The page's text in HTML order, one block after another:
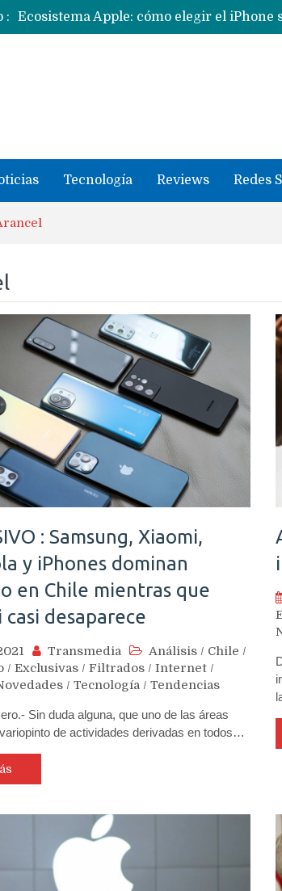
:
Ecosistema Apple: cómo elegir el iPhone
Tecnología Reviews Redes
: Samsung, Xiaomi,
y iPhones dominan
en Chile mientras que
casi desaparece
Transmedia Análisis / Chile /
/ Exclusivas / Filtrados / Internet /
/ Tecnología / Tendencias
Sin duda alguna, que uno de las áreas
de actividades derivadas en todos…